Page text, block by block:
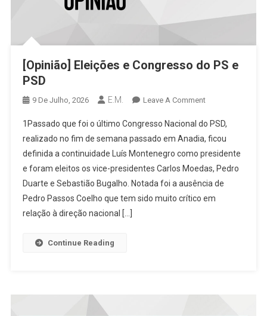
[Opinião] Eleições e Congresso do PS e
PSD
9 De Julho, 2026 E.M. Leave A CommentOn
Eleições
E
Congresso
Do
PS
E
1Passado que foi o último Congresso Nacional do PSD,
realizado no fim de semana passado em Anadia, ficou
definida a continuidade Luís Montenegro como presidente
e foram eleitos os vice-presidentes Carlos Moedas, Pedro
Duarte e Sebastião Bugalho. Notada foi a ausência de
Pedro Passos Coelho que tem sido muito crítico em
relação à direção nacional […]
Continue Reading